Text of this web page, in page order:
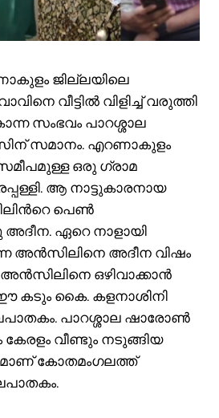
ജില്ലയിലെ
വീട്ടിൽ വിളിച്ച് വരുത്തി
സംഭവം പാറശ്ശാല
സമാനം. എറണാകുളം
ഒരു ഗ്രാമ
ആ നാട്ടുകാരനായ
പെൺ
ഏറെ നാളായി
അൻസിലിനെ അദീന വിഷം
ഒഴിവാക്കാൻ
കടും കൈ. കളനാശിനി
പാറശ്ശാല ഷാരോൺ
വീണ്ടും നടുങ്ങിയ
കോതമംഗലത്ത്